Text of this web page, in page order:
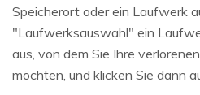
Speicherort oder ein Laufwerk
"Laufwerksauswahl" ein
aus, von dem Sie Ihre
möchten, und klicken Sie dann